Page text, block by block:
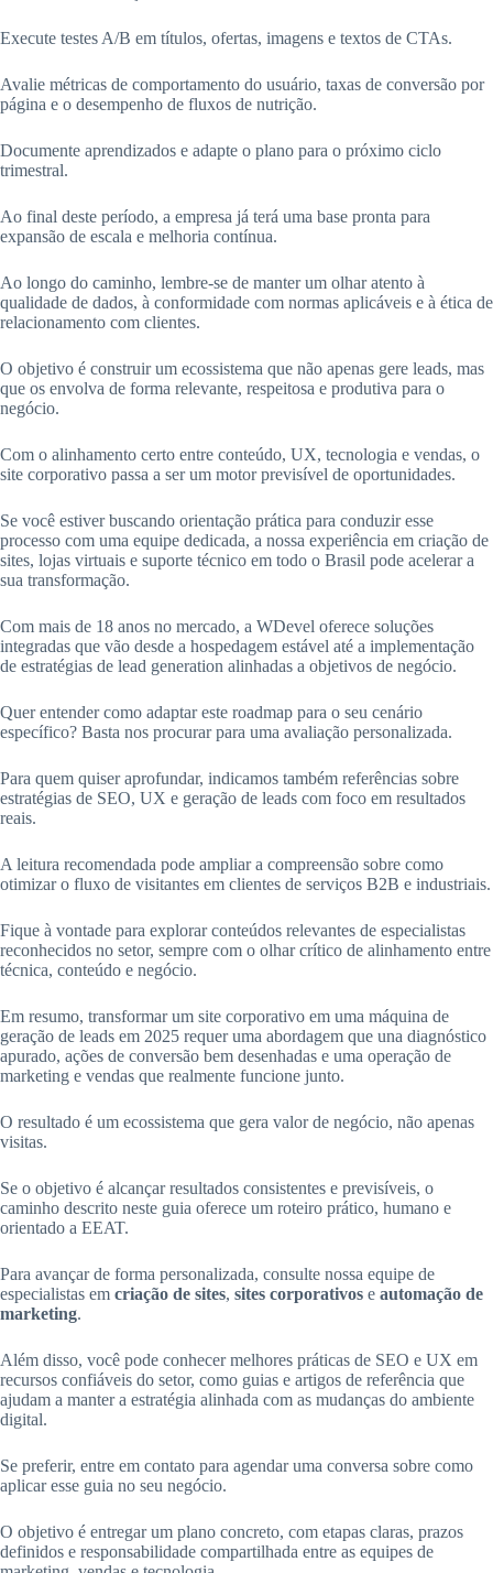
Execute testes A/B em títulos, ofertas, imagens e textos de CTAs.
Avalie métricas de comportamento do usuário, taxas de conversão por
página e o desempenho de fluxos de nutrição.
Documente aprendizados e adapte o plano para o próximo ciclo
trimestral.
Ao final deste período, a empresa já terá uma base pronta para
expansão de escala e melhoria contínua.
Ao longo do caminho, lembre-se de manter um olhar atento à
qualidade de dados, à conformidade com normas aplicáveis e à ética de
relacionamento com clientes.
O objetivo é construir um ecossistema que não apenas gere leads, mas
que os envolva de forma relevante, respeitosa e produtiva para o
negócio.
Com o alinhamento certo entre conteúdo, UX, tecnologia e vendas, o
site corporativo passa a ser um motor previsível de oportunidades.
Se você estiver buscando orientação prática para conduzir esse
processo com uma equipe dedicada, a nossa experiência em criação de
sites, lojas virtuais e suporte técnico em todo o Brasil pode acelerar a
sua transformação.
Com mais de 18 anos no mercado, a WDevel oferece soluções
integradas que vão desde a hospedagem estável até a implementação
de estratégias de lead generation alinhadas a objetivos de negócio.
Quer entender como adaptar este roadmap para o seu cenário
específico? Basta nos procurar para uma avaliação personalizada.
Para quem quiser aprofundar, indicamos também referências sobre
estratégias de SEO, UX e geração de leads com foco em resultados
reais.
A leitura recomendada pode ampliar a compreensão sobre como
otimizar o fluxo de visitantes em clientes de serviços B2B e industriais.
Fique à vontade para explorar conteúdos relevantes de especialistas
reconhecidos no setor, sempre com o olhar crítico de alinhamento entre
técnica, conteúdo e negócio.
Em resumo, transformar um site corporativo em uma máquina de
geração de leads em 2025 requer uma abordagem que una diagnóstico
apurado, ações de conversão bem desenhadas e uma operação de
marketing e vendas que realmente funcione junto.
O resultado é um ecossistema que gera valor de negócio, não apenas
visitas.
Se o objetivo é alcançar resultados consistentes e previsíveis, o
caminho descrito neste guia oferece um roteiro prático, humano e
orientado a EEAT.
Para avançar de forma personalizada, consulte nossa equipe de
especialistas em criação de sites, sites corporativos e automação de
marketing.
Além disso, você pode conhecer melhores práticas de SEO e UX em
recursos confiáveis do setor, como guias e artigos de referência que
ajudam a manter a estratégia alinhada com as mudanças do ambiente
digital.
Se preferir, entre em contato para agendar uma conversa sobre como
aplicar esse guia no seu negócio.
O objetivo é entregar um plano concreto, com etapas claras, prazos
definidos e responsabilidade compartilhada entre as equipes de